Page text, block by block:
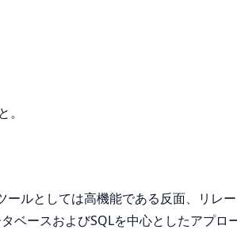
ルとしては高機能である反面、リレ
ースおよびSQLを中心としたアプロ